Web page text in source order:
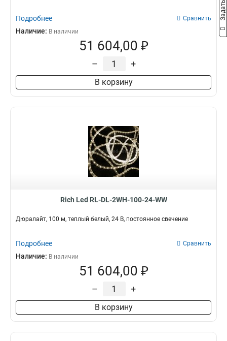
Подробнее Сравнить
Наличие: В наличии
51 604,00 ₽
– +
В корзину
Rich Led RL-DL-2WH-100-24-WW
Дюралайт, 100 м, теплый белый, 24 В, постоянное свечение
Подробнее Сравнить
Наличие: В наличии
51 604,00 ₽
– +
В корзину